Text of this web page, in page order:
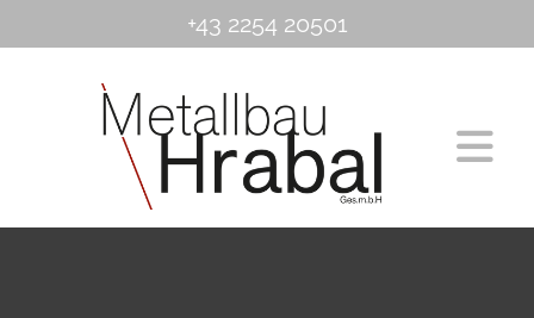
+43 2254 20501